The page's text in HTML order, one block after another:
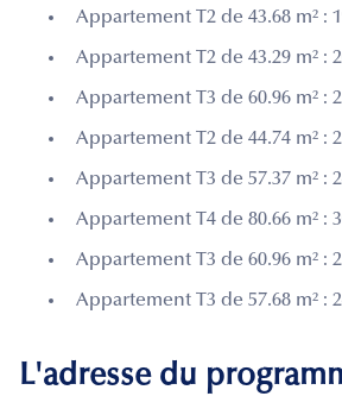
Appartement T2 de 43.68 m² :
Appartement T2 de 43.29 m² :
Appartement T3 de 60.96 m² :
Appartement T2 de 44.74 m² :
Appartement T3 de 57.37 m² :
Appartement T4 de 80.66 m² :
Appartement T3 de 60.96 m² :
Appartement T3 de 57.68 m² :
L'adresse du